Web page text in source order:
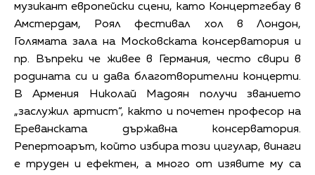
музикант европейски сцени, като Концертгебау в
Амстердам, Роял фестивал хол в Лондон,
Голямата зала на Московската консерватория и
пр. Въпреки че живее в Германия, често свири в
родината си и дава благотворителни концерти.
В Армения Николай Мадоян получи званието
„заслужил артист“, както и почетен професор на
Ереванската държавна консерватория.
Репертоарът, който избира този цигулар, винаги
е труден и ефектен, а много от изявите му са